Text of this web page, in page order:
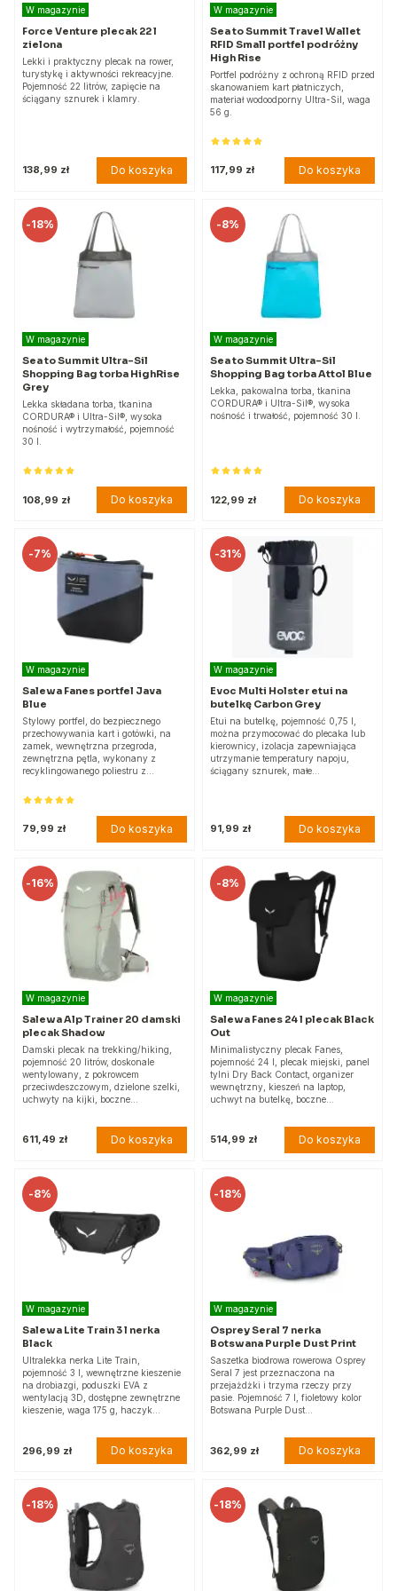
W magazynie
Force Venture plecak 22 l
zielona
Lekki i praktyczny plecak na rower,
turystykę i aktywności rekreacyjne.
Pojemność 22 litrów, zapięcie na
ściągany sznurek i klamry.
138,99 zł Do koszyka
W magazynie
Sea to Summit Travel Wallet
RFID Small portfel podróżny
High Rise
Portfel podróżny z ochroną RFID przed
skanowaniem kart płatniczych,
materiał wodoodporny Ultra-Sil, waga
56 g.
117,99 zł Do koszyka
-18%
W magazynie
Sea to Summit Ultra-Sil
Shopping Bag torba HighRise
Grey
Lekka składana torba, tkanina
CORDURA® i Ultra-Sil®, wysoka
nośność i wytrzymałość, pojemność
30 l.
108,99 zł Do koszyka
-8%
W magazynie
Sea to Summit Ultra-Sil
Shopping Bag torba Attol Blue
Lekka, pakowalna torba, tkanina
CORDURA® i Ultra-Sil®, wysoka
nośność i trwałość, pojemność 30 l.
122,99 zł Do koszyka
-7%
W magazynie
Salewa Fanes portfel Java
Blue
Stylowy portfel, do bezpiecznego
przechowywania kart i gotówki, na
zamek, wewnętrzna przegroda,
zewnętrzna pętla, wykonany z
recyklingowanego poliestru z…
79,99 zł Do koszyka
-31%
W magazynie
Evoc Multi Holster etui na
butelkę Carbon Grey
Etui na butelkę, pojemność 0,75 l,
można przymocować do plecaka lub
kierownicy, izolacja zapewniająca
utrzymanie temperatury napoju,
ściągany sznurek, małe…
91,99 zł Do koszyka
-16%
W magazynie
Salewa Alp Trainer 20 damski
plecak Shadow
Damski plecak na trekking/hiking,
pojemność 20 litrów, doskonale
wentylowany, z pokrowcem
przeciwdeszczowym, dzielone szelki,
uchwyty na kijki, boczne…
611,49 zł Do koszyka
-8%
W magazynie
Salewa Fanes 24 l plecak Black
Out
Minimalistyczny plecak Fanes,
pojemność 24 l, plecak miejski, panel
tylni Dry Back Contact, organizer
wewnętrzny, kieszeń na laptop,
uchwyt na butelkę, boczne…
514,99 zł Do koszyka
-8%
W magazynie
Salewa Lite Train 3 l nerka
Black
Ultralekka nerka Lite Train,
pojemność 3 l, wewnętrzne kieszenie
na drobiazgi, poduszki EVA z
wentylacją 3D, dostępne zewnętrzne
kieszenie, waga 175 g, haczyk…
296,99 zł Do koszyka
-18%
W magazynie
Osprey Seral 7 nerka
Botswana Purple Dust Print
Saszetka biodrowa rowerowa Osprey
Seral 7 jest przeznaczona na
przejażdżki i trzyma rzeczy przy
pasie. Pojemność 7 l, fioletowy kolor
Botswana Purple Dust…
362,99 zł Do koszyka
-18% -18%